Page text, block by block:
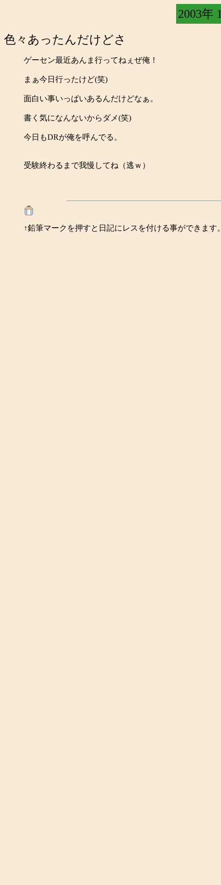
2003年
色々あったんだけどさ
ゲーセン最近あんま行ってねぇぜ俺！
まぁ今日行ったけど(笑)
面白い事いっぱいあるんだけどなぁ。
書く気になんないからダメ(笑)
今日もDRが俺を呼んでる。
受験終わるまで我慢してね（逃ｗ）
↑鉛筆マークを押すと日記にレスを付ける事ができます